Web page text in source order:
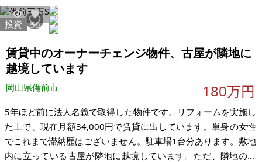
万円 ※東電の電柱1・支線1、NTTの支線1あります。 ※ライフ
ラインの引き込みは不明です。 ※現状有姿、および公簿売買で
のお取引きとなります。
387750
投資
賃貸中のオーナーチェンジ物件、古屋が隣地に
越境しています
岡山県備前市 180万円
5年ほど前に法人名義で取得した物件です。リフォームを実施し
た上で、現在月額34,000円で賃貸に出しています。単身の女性
でこれまで滞納歴はございません。駐車場1台分あります。敷地
内に立っている古屋が隣地に越境しています。ただ、隣地の所